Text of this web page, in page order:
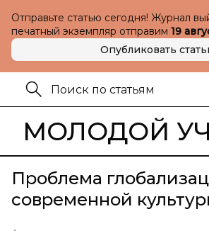
Отправьте статью сегодня! Журнал
печатный экземпляр отправим 19
Опубликовать
МОЛОДОЙ
Проблема
современной